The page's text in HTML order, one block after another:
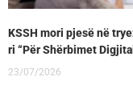
KSSH mori pjesë në
ri “Për Shërbimet
23/07/2026